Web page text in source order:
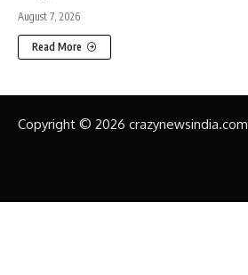
August 7, 2026
Read More
Copyright © 2026 crazynewsindia.com